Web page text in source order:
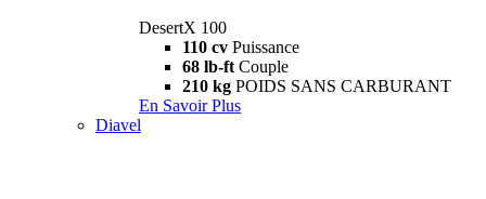
DesertX 100
110 cv Puissance
68 lb-ft Couple
210 kg POIDS SANS CARBURANT
En Savoir Plus
Diavel